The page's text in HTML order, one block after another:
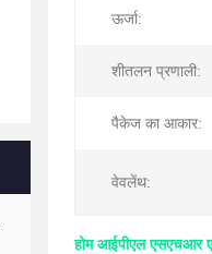
ऊर्जा:
शीतलन प्रणाली:
पैकेज का आकार:
वेवलेंथ:
होम आईपीएल एसएचआर